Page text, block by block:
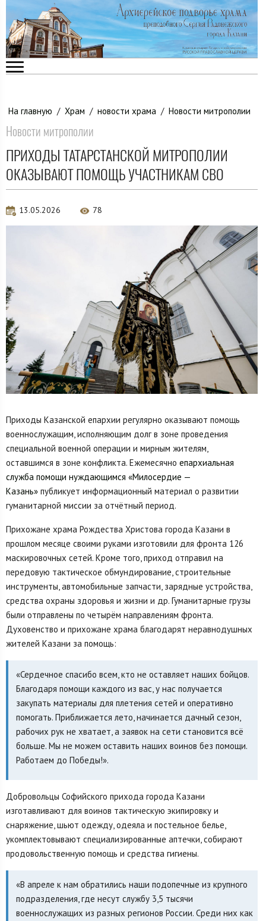
На главную / Храм / новости храма / Новости митрополии
Новости митрополии
ПРИХОДЫ ТАТАРСТАНСКОЙ МИТРОПОЛИИ
ОКАЗЫВАЮТ ПОМОЩЬ УЧАСТНИКАМ СВО
13.05.2026 78
Приходы Казанской епархии регулярно оказывают помощь
военнослужащим, исполняющим долг в зоне проведения
специальной военной операции и мирным жителям,
оставшимся в зоне конфликта. Ежемесячно епархиальная
служба помощи нуждающимся «Милосердие —
Казань» публикует информационный материал о развитии
гуманитарной миссии за отчётный период.
Прихожане храма Рождества Христова города Казани в
прошлом месяце своими руками изготовили для фронта 126
маскировочных сетей. Кроме того, приход отправил на
передовую тактическое обмундирование, строительные
инструменты, автомобильные запчасти, зарядные устройства,
средства охраны здоровья и жизни и др. Гуманитарные грузы
были отправлены по четырём направлениям фронта.
Духовенство и прихожане храма благодарят неравнодушных
жителей Казани за помощь:
«Сердечное спасибо всем, кто не оставляет наших бойцов.
Благодаря помощи каждого из вас, у нас получается
закупать материалы для плетения сетей и оперативно
помогать. Приближается лето, начинается дачный сезон,
рабочих рук не хватает, а заявок на сети становится всё
больше. Мы не можем оставить наших воинов без помощи.
Работаем до Победы!».
Добровольцы Софийского прихода города Казани
изготавливают для воинов тактическую экипировку и
снаряжение, шьют одежду, одеяла и постельное белье,
укомплектовывают специализированные аптечки, собирают
продовольственную помощь и средства гигиены.
«В апреле к нам обратились наши подопечные из крупного
подразделения, где несут службу 3,5 тысячи
военнослужащих из разных регионов России. Среди них как